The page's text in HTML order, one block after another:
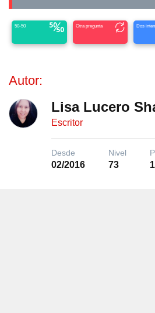
50-50 Otra pregunta Dos
Autor:
Lisa Lucero
Escritor
Desde
02/2016
Nivel
73